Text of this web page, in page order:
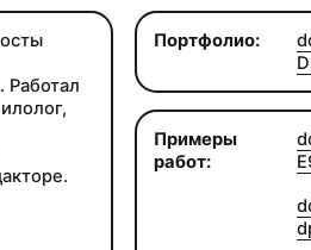
Работал
Портфолио:
Примеры
работ: